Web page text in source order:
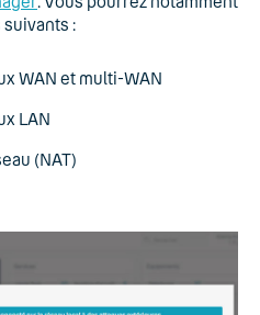
:
WAN et multi-WAN
LAN
(NAT)